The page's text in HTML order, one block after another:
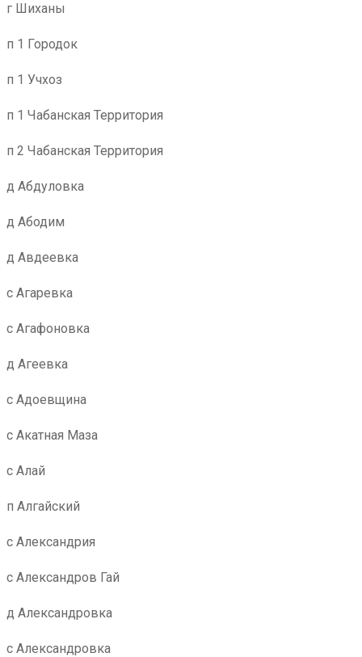
г Шиханы
п 1 Городок
п 1 Учхоз
п 1 Чабанская Территория
п 2 Чабанская Территория
д Абдуловка
д Абодим
д Авдеевка
с Агаревка
с Агафоновка
д Агеевка
с Адоевщина
с Акатная Маза
с Алай
п Алгайский
с Александрия
с Александров Гай
д Александровка
с Александровка